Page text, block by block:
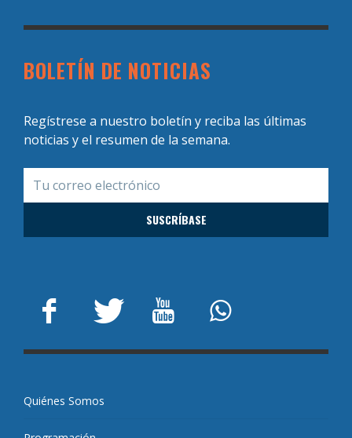
BOLETÍN DE NOTICIAS
Regístrese a nuestro boletín y reciba las últimas
noticias y el resumen de la semana.
Quiénes Somos